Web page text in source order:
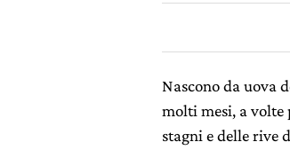
Nascono da uova
molti mesi, a volte
stagni e delle rive